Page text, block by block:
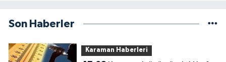
Son Haberler
Karaman Haberleri